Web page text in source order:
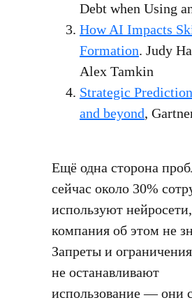
Debt when Using
How AI Impacts
Formation. Judy
Alex Tamkin
Strategic
and beyond,
Ещё одна сторона
сейчас около 30%
используют
компания об этом не
Запреты и ограничения
не останавливают
использование — они